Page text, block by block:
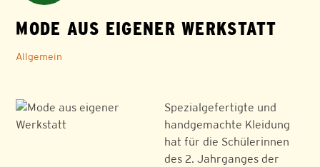
MODE AUS EIGENER WERKSTATT
Allgemein
Spezialgefertigte und
handgemachte Kleidung
hat für die Schülerinnen
des 2. Jahrganges der